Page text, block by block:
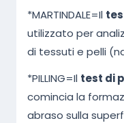
*MARTINDALE=Il
utilizzato per
di tessuti e pelli
*PILLING=Il test di
comincia la
abraso sulla